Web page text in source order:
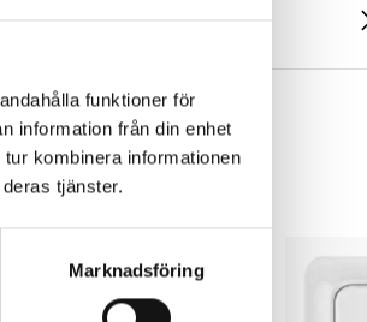
funktioner för
information från din enhet
kombinera informationen
tjänster.
Marknadsföring